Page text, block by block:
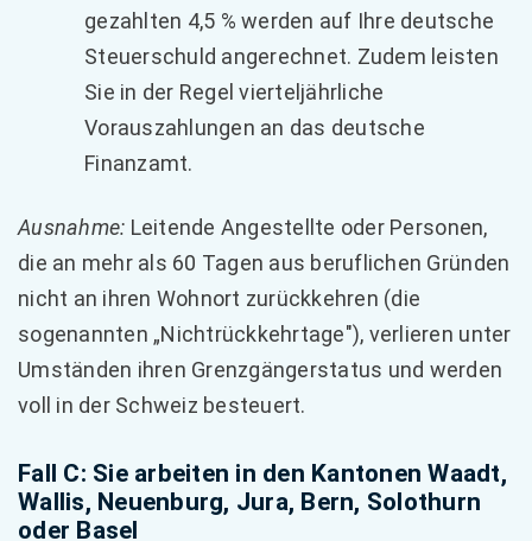
gezahlten 4,5 % werden auf Ihre deutsche
Steuerschuld angerechnet. Zudem leisten
Sie in der Regel vierteljährliche
Vorauszahlungen an das deutsche
Finanzamt.
Ausnahme: Leitende Angestellte oder Personen,
die an mehr als 60 Tagen aus beruflichen Gründen
nicht an ihren Wohnort zurückkehren (die
sogenannten „Nichtrückkehrtage"), verlieren unter
Umständen ihren Grenzgängerstatus und werden
voll in der Schweiz besteuert.
Fall C: Sie arbeiten in den Kantonen Waadt,
Wallis, Neuenburg, Jura, Bern, Solothurn
oder Basel